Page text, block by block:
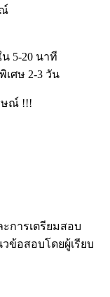
5-20 นาที
เศษ 2-3 วัน
ษณ์ !!!
การเตรียมสอบ
ข้อสอบโดยผู้เรียบ